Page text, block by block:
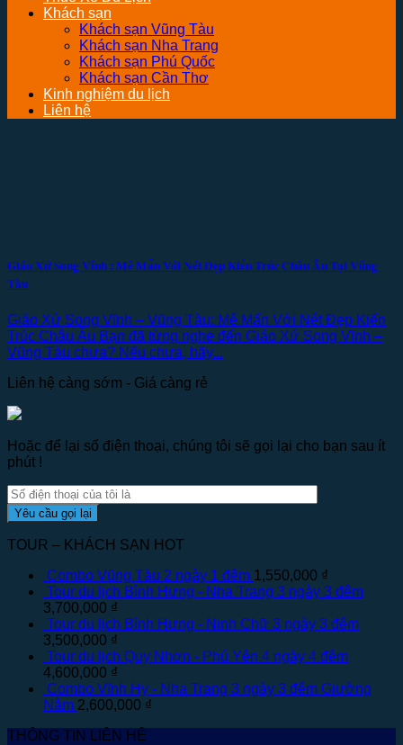
Khách sạn
Khách sạn Vũng Tàu
Khách sạn Nha Trang
Khách sạn Phú Quốc
Khách sạn Cần Thơ
Kinh nghiệm du lịch
Liên hệ
Giáo Xứ Song Vĩnh : Mê Mẩn Với Nét Đẹp Kiến Trúc Châu Âu Tại Vũng
Tàu
Giáo Xứ Song Vĩnh – Vũng Tàu: Mê Mẩn Với Nét Đẹp Kiến
Trúc Châu Âu Bạn đã từng nghe đến Giáo Xứ Song Vĩnh –
Vũng Tàu chưa? Nếu chưa, hãy...
Liên hệ càng sớm - Giá càng rẻ
Hoặc để lại số điện thoại, chúng tôi sẽ gọi lại cho bạn sau ít
phút !
TOUR – KHÁCH SẠN HOT
Combo Vũng Tàu 2 ngày 1 đêm 1,550,000 ₫
Tour du lịch Bình Hưng - Nha Trang 3 ngày 3 đêm
3,700,000 ₫
Tour du lịch Bình Hưng - Ninh Chữ 3 ngày 3 đêm
3,500,000 ₫
Tour du lịch Quy Nhơn - Phú Yên 4 ngày 4 đêm
4,600,000 ₫
Combo Vĩnh Hy - Nha Trang 3 ngày 3 đêm Giường
Nằm 2,600,000 ₫
THÔNG TIN LIÊN HỆ